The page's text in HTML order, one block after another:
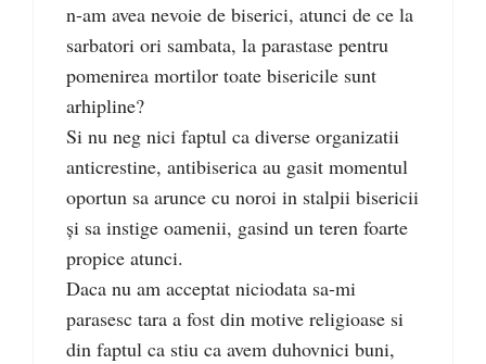
n-am avea nevoie de biserici, atunci de ce la
sarbatori ori sambata, la parastase pentru
pomenirea mortilor toate bisericile sunt
arhipline?
Si nu neg nici faptul ca diverse organizatii
anticrestine, antibiserica au gasit momentul
oportun sa arunce cu noroi in stalpii bisericii
și sa instige oamenii, gasind un teren foarte
propice atunci.
Daca nu am acceptat niciodata sa-mi
parasesc tara a fost din motive religioase si
din faptul ca stiu ca avem duhovnici buni,